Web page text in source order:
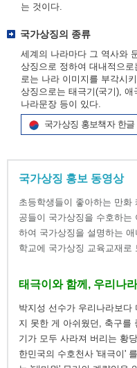
는 것이다.
국가상징의 종류
세계의 나라마다 그 역사와
상징으로 정하여 대내적으
로는 나라 이미지를 부각시
상징으로는 태극기(국기),
나라문장 등이 있다.
국가상징 홍보책자 한글
국가상징 홍보 동영상
초등학생들이 좋아하는 만화
공들이 국가상징을 수호하는
하여 국가상징을 설명하는
학교에 국가상징 교육교재로
태극이와 함께, 우리나
박지성 선수가 우리나라보
지 못한 게 아쉬웠던, 축구를
기가 모두 사라져 버리는 황
한민국의 수호천사 '태극이'